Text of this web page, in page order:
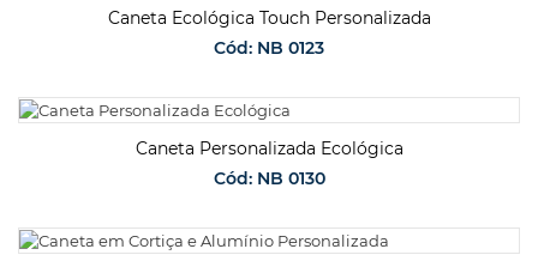
Caneta Ecológica Touch Personalizada
Cód: NB 0123
SOLICITAR ORÇAMENTO
Caneta Personalizada Ecológica
Cód: NB 0130
SOLICITAR ORÇAMENTO